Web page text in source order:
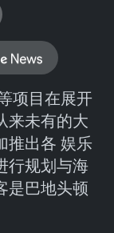
项目在展开
来未有的大
推出各 娱乐
行规划与海
是巴地头顿